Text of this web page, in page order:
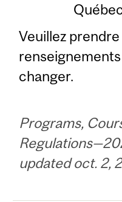
Veuillez
changer.
Programs,
updated oct. 2,